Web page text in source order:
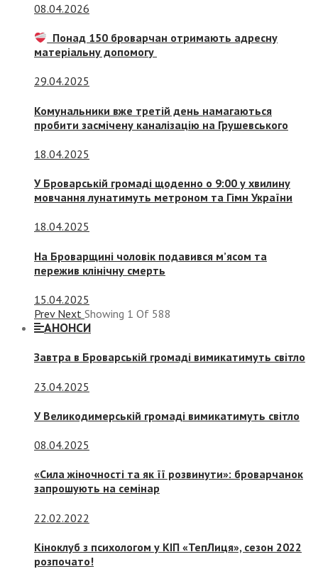
08.04.2026
Понад 150 броварчан отримають адресну
матеріальну допомогу
29.04.2025
Комунальники вже третій день намагаються
пробити засмічену каналізацію на Грушевського
18.04.2025
У Броварській громаді щоденно о 9:00 у хвилину
мовчання лунатимуть метроном та Гімн України
18.04.2025
На Броварщині чоловік подавився м’ясом та
пережив клінічну смерть
15.04.2025
Prev Next Showing 1 Of 588
АНОНСИ
Завтра в Броварській громаді вимикатимуть світло
23.04.2025
У Великодимерській громаді вимикатимуть світло
08.04.2025
«Сила жіночності та як її розвинути»: броварчанок
запрошують на семінар
22.02.2022
Кіноклуб з психологом у КІП «ТепЛиця», сезон 2022
розпочато!